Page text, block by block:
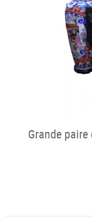
Grande